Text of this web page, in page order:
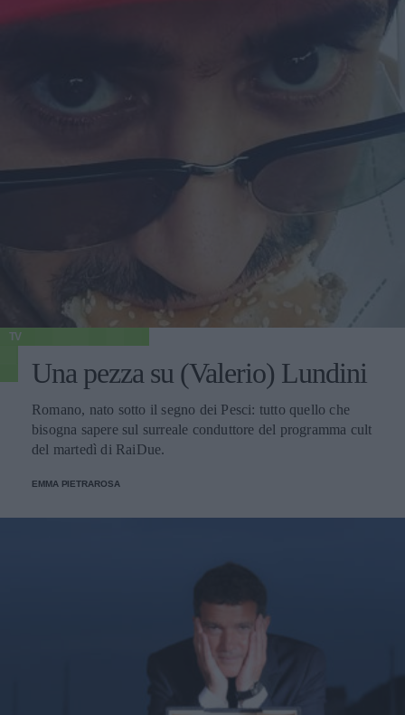
TV
Una pezza su (Valerio) Lundini
Romano, nato sotto il segno dei Pesci: tutto quello che
bisogna sapere sul surreale conduttore del programma cult
del martedì di RaiDue.
EMMA PIETRAROSA